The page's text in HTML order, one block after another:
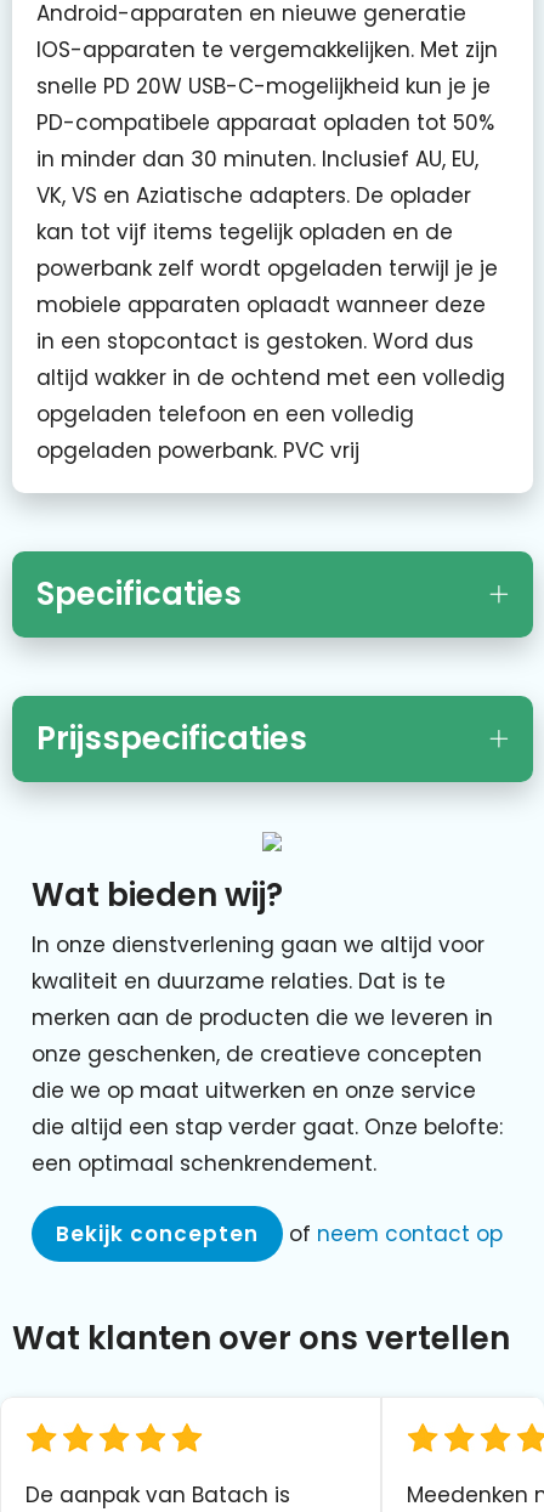
Android-apparaten en nieuwe generatie
IOS-apparaten te vergemakkelijken. Met zijn
snelle PD 20W USB-C-mogelijkheid kun je je
PD-compatibele apparaat opladen tot 50%
in minder dan 30 minuten. Inclusief AU, EU,
VK, VS en Aziatische adapters. De oplader
kan tot vijf items tegelijk opladen en de
powerbank zelf wordt opgeladen terwijl je je
mobiele apparaten oplaadt wanneer deze
in een stopcontact is gestoken. Word dus
altijd wakker in de ochtend met een volledig
opgeladen telefoon en een volledig
opgeladen powerbank. PVC vrij
Specificaties
Prijsspecificaties
Wat bieden wij?
In onze dienstverlening gaan we altijd voor
kwaliteit en duurzame relaties. Dat is te
merken aan de producten die we leveren in
onze geschenken, de creatieve concepten
die we op maat uitwerken en onze service
die altijd een stap verder gaat. Onze belofte:
een optimaal schenkrendement.
Bekijk concepten of neem contact op
Wat klanten over ons vertellen
De aanpak van Batach is
Meedenken